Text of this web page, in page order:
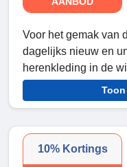
Voor het gemak van
dagelijks nieuw en
herenkleding in de
10% Kortings